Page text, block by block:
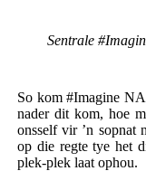
Sentrale
So kom #Imagine
nader dit kom, hoe
onsself vir ’n sopnat
op die regte tye het
plek-plek laat ophou.